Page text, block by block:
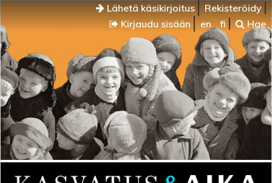
Lähetä käsikirjoitus
Rekisteröidy
Kirjaudu sisään
en fi Hae